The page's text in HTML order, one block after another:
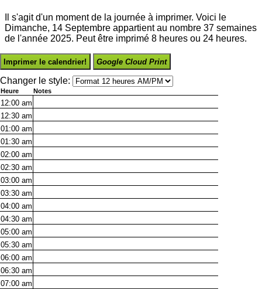
Il s'agit d'un moment de la journée à imprimer. Voici le
Dimanche, 14 Septembre appartient au nombre 37 semaines
de l'année 2025. Peut être imprimé 8 heures ou 24 heures.
Imprimer le calendrier! Google Cloud Print
Changer le style:
Heure Notes
12:00 am
12:30 am
01:00 am
01:30 am
02:00 am
02:30 am
03:00 am
03:30 am
04:00 am
04:30 am
05:00 am
05:30 am
06:00 am
06:30 am
07:00 am